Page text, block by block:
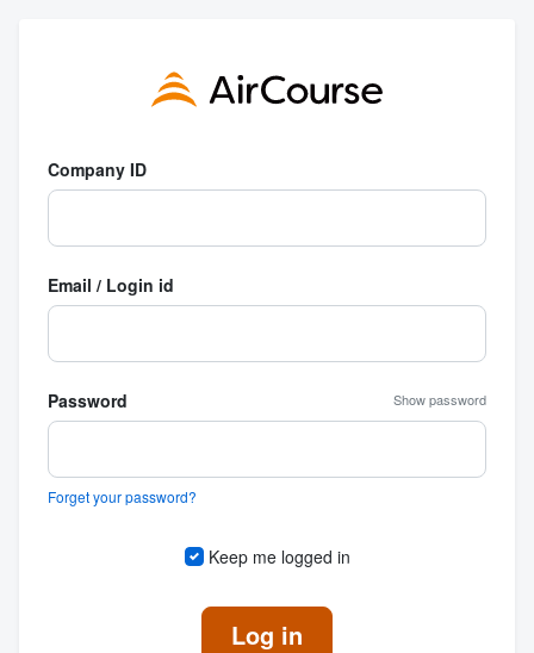
Company ID
Email / Login id
Password Show password
Forget your password?
Keep me logged in
Log in